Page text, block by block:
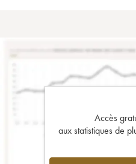
Accès
aux statistiques de